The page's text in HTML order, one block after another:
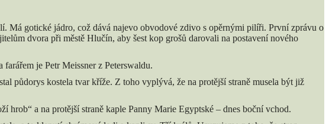
Má gotické jádro, což dává najevo obvodové zdivo s opěrnými pilíři. První zprávu o
dvora při městě Hlučín, aby šest kop grošů darovali na postavení nového
je Petr Meissner z Peterswaldu.
půdorys kostela tvar kříže. Z toho vyplývá, že na protější straně musela být již
hrob“ a na protější straně kaple Panny Marie Egyptské – dnes boční vchod.